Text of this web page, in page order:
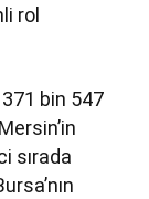
rol
bin 547
sırada